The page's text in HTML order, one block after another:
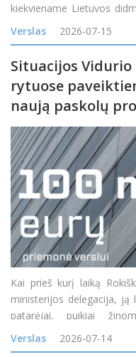
kiekviename Lietuvos
visureigis buvo
skirta miškų takam
Verslas 2026-07-15
Situacijos
rytuose
naują paskolų
Kai prieš kurį laiką
ministerijos delegacija,
patarėjai, puikiai
Mindaugas Petkevičius ir
bendruomene vi
Verslas 2026-07-14